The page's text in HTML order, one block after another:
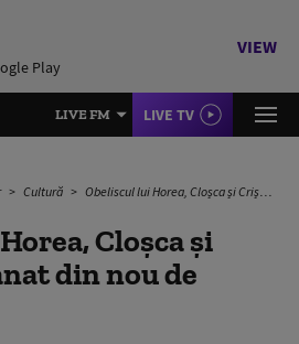
Play
VIEW
LIVE FM LIVE TV
Cultură Obeliscul lui Horea, Cloșca și Crișan, profanat din nou de necunoscuți
Cloșca și
din nou de